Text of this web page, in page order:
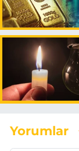
Yorumlar